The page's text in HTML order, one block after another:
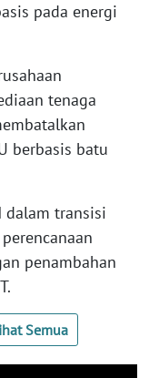
pada energi
tenaga
berbasis batu
dalam transisi
penambahan
Semua